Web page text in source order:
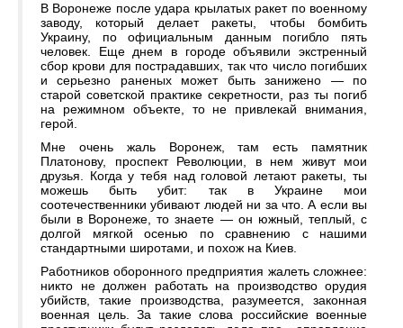
В Воронеже после удара крылатых ракет по военному
заводу, который делает ракеты, чтобы бомбить
Украину, по официальным данным погибло пять
человек. Еще днем в городе объявили экстренный
сбор крови для пострадавших, так что число погибших
и серьезно раненых может быть занижено — по
старой советской практике секретности, раз ты погиб
на режимном объекте, то не привлекай внимания,
герой.
Мне очень жаль Воронеж, там есть памятник
Платонову, проспект Революции, в нем живут мои
друзья. Когда у тебя над головой летают ракеты, ты
можешь быть убит: так в Украине мои
соотечественники убивают людей ни за что. А если вы
были в Воронеже, то знаете — он южный, теплый, с
долгой мягкой осенью по сравнению с нашими
стандартными широтами, и похож на Киев.
Работников оборонного предприятия жалеть сложнее:
никто не должен работать на производство орудия
убийств, такие производства, разумеется, законная
военная цель. За такие слова российские военные